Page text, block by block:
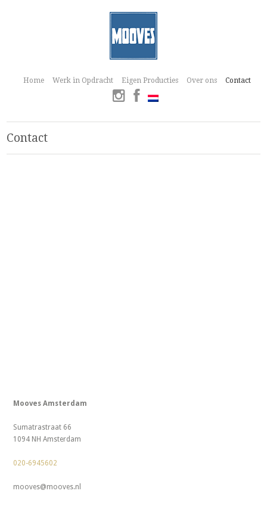
Home Werk in Opdracht Eigen Producties Over ons Contact
Contact
Mooves Amsterdam
Sumatrastraat 66
1094 NH Amsterdam
020-6945602
mooves@mooves.nl